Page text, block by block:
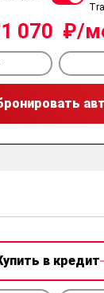
070
в кредит